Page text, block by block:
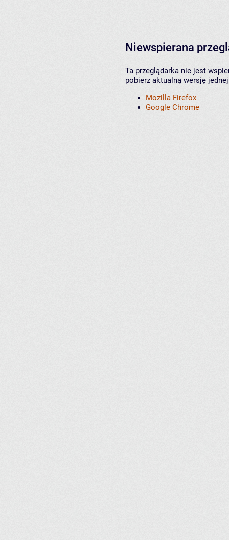
Niewspierana
Ta przeglądarka nie jest
pobierz aktualną wersję
Mozilla Firefox
Google Chrome